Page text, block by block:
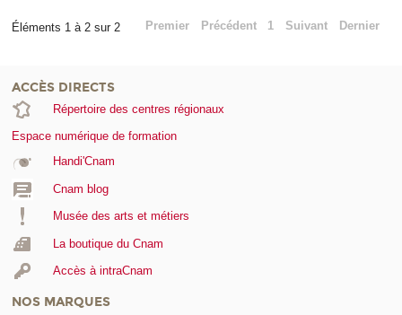
Éléments 1 à 2 sur 2 Premier Précédent 1 Suivant Dernier
ACCÈS DIRECTS
Répertoire des centres régionaux
Espace numérique de formation
Handi'Cnam
Cnam blog
Musée des arts et métiers
La boutique du Cnam
Accès à intraCnam
NOS MARQUES